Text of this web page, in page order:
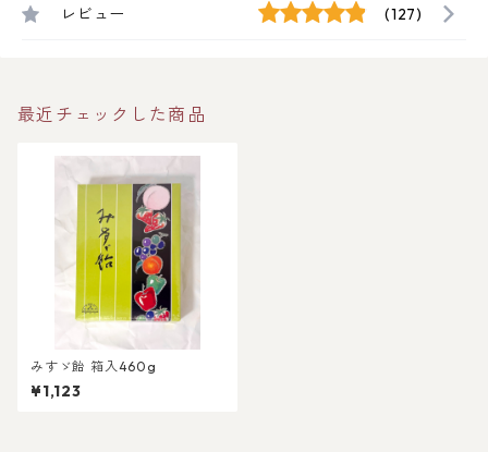
レビュー (127)
最近チェックした商品
みすゞ飴 箱入460g
¥1,123